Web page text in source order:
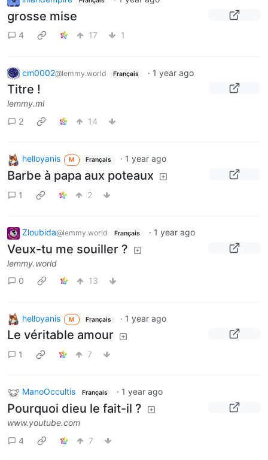
grosse mise
4 17 1
cm0002@lemmy.world Français · 1 year ago
Titre !
lemmy.ml
2
14
helloyanis M Français · 1 year ago
Barbe à papa aux poteaux
1 2
Zloubida@lemmy.world Français · 1 year ago
Veux-tu me souiller ?
lemmy.world
0
13
helloyanis M Français · 1 year ago
Le véritable amour
1 7
ManoOccultis Français · 1 year ago
Pourquoi dieu le fait-il ?
www.youtube.com
4
7